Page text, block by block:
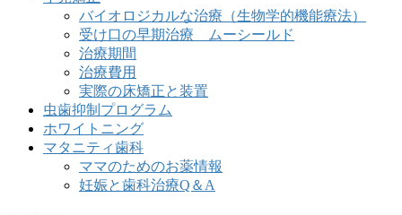
バイオロジカルな治療（生物学的機能療法）
受け口の早期治療 ムーシールド
治療期間
治療費用
実際の床矯正と装置
虫歯抑制プログラム
ホワイトニング
マタニティ歯科
ママのためのお薬情報
妊娠と歯科治療Q＆A